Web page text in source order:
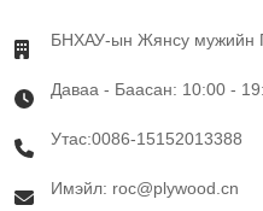
БНХАУ-ын Жянсу мужийн
Даваа - Баасан: 10:00 -
Утас:0086-15152013388
Имэйл: roc@plywood.cn